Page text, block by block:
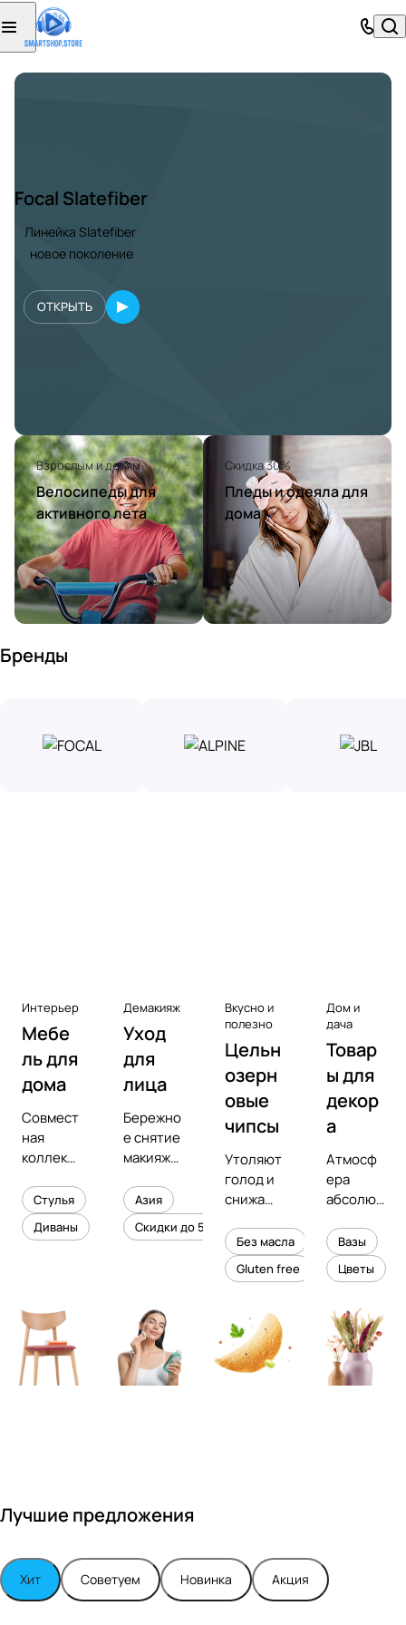
Focal Slatefiber
Линейка Slatefiber
новое поколение
ОТКРЫТЬ
Взрослым и детям
Велосипеды для
активного лета
Скидка 30%
Пледы и одеяла для
дома
Бренды
Интерьер
Мебе
ль для
дома
Совмест
ная
коллекц
предмет
ным
дизайне
Турским
Стулья
Диваны
Демакияж
Уход
для
лица
Бережно
е снятие
макияжа
увлажне
ние
кожи
Азия
Скидки до 50%
Вкусно и
полезно
Цельн
озерн
овые
чипсы
Утоляют
голод и
снижают
холесте
рина
Без масла
Gluten free
Дом и
дача
Товар
ы для
декор
а
Атмосф
ера
абсолют
уюта в
вашем
интерье
Вазы
Цветы
Лучшие предложения
Хит Советуем Новинка Акция